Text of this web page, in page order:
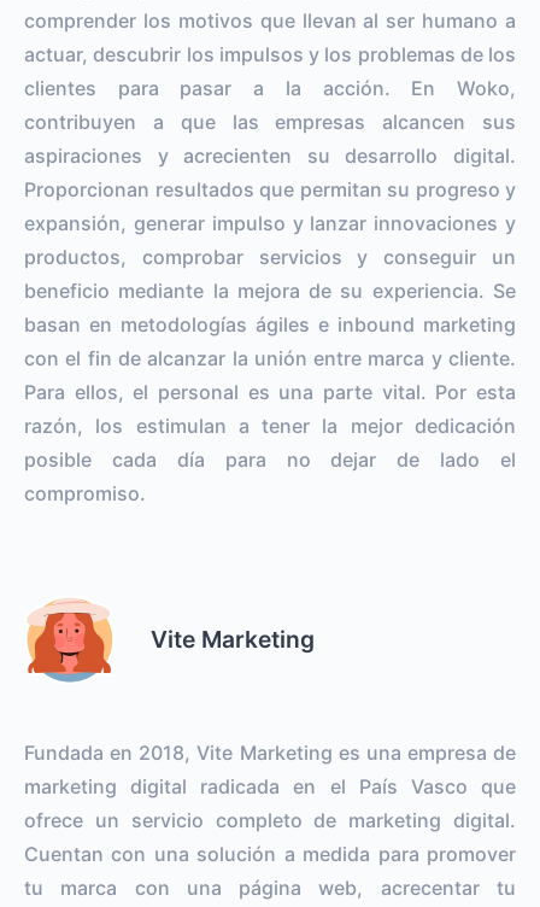
comprender los motivos que llevan al ser humano a
actuar, descubrir los impulsos y los problemas de los
clientes para pasar a la acción. En Woko,
contribuyen a que las empresas alcancen sus
aspiraciones y acrecienten su desarrollo digital.
Proporcionan resultados que permitan su progreso y
expansión, generar impulso y lanzar innovaciones y
productos, comprobar servicios y conseguir un
beneficio mediante la mejora de su experiencia. Se
basan en metodologías ágiles e inbound marketing
con el fin de alcanzar la unión entre marca y cliente.
Para ellos, el personal es una parte vital. Por esta
razón, los estimulan a tener la mejor dedicación
posible cada día para no dejar de lado el
compromiso.
Vite Marketing
Fundada en 2018, Vite Marketing es una empresa de
marketing digital radicada en el País Vasco que
ofrece un servicio completo de marketing digital.
Cuentan con una solución a medida para promover
tu marca con una página web, acrecentar tu